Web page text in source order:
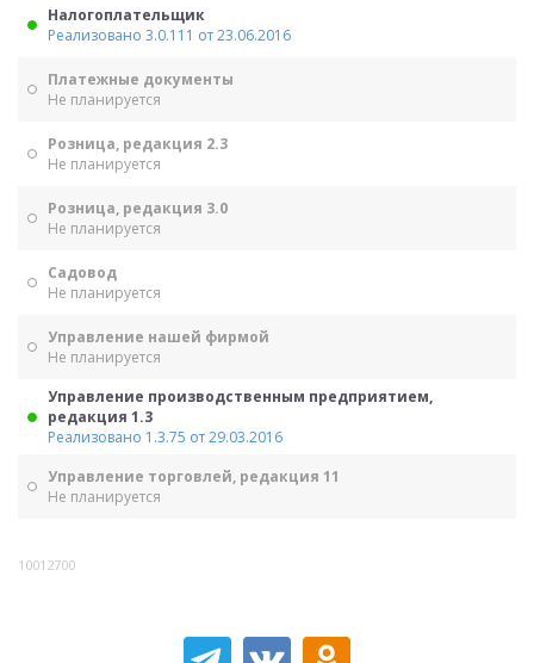
Налогоплательщик
Реализовано 3.0.111 от 23.06.2016
Платежные документы
Не планируется
Розница, редакция 2.3
Не планируется
Розница, редакция 3.0
Не планируется
Садовод
Не планируется
Управление нашей фирмой
Не планируется
Управление производственным предприятием,
редакция 1.3
Реализовано 1.3.75 от 29.03.2016
Управление торговлей, редакция 11
Не планируется
10012700